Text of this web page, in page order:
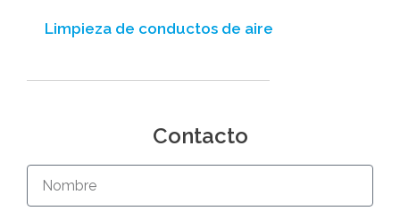
Limpieza de conductos de aire
Contacto